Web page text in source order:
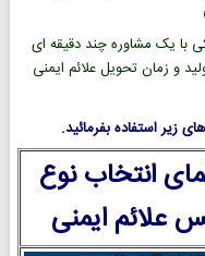
با یک مشاوره چند دقیقه ای
و زمان تحویل علائم ایمنی
استفاده بفرمائید.
انتخاب نوع
علائم ایمنی